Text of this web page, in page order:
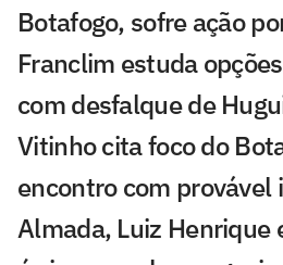
Botafogo, sofre ação
Franclim estuda
com desfalque de
Vitinho cita foco do
encontro com provável
Almada, Luiz Henrique